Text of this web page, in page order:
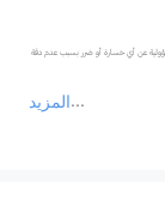
المزيد
عن أي خسارة أو ضرر بسبب عدم دقة